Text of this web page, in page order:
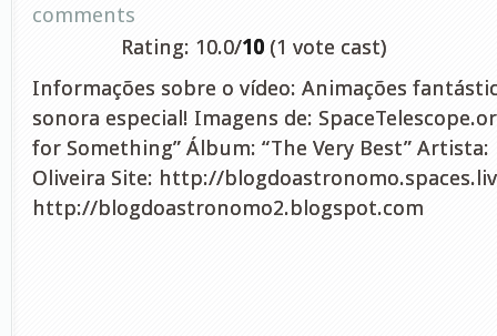
comments
Rating: 10.0/10 (1 vote cast)
Informações sobre o vídeo: Animações
sonora especial! Imagens de:
for Something” Álbum: “The Very Best” Artista:
Oliveira Site: http://
http://blogdoastronomo2.blogspot.com